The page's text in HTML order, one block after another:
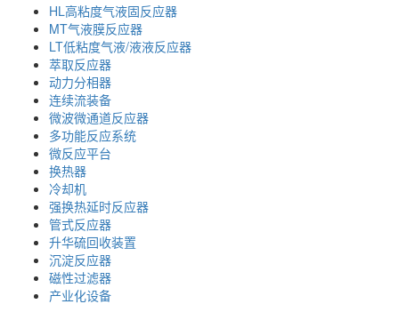
HL高粘度气液固反应器
MT气液膜反应器
LT低粘度气液/液液反应器
萃取反应器
动力分相器
连续流装备
微波微通道反应器
多功能反应系统
微反应平台
换热器
冷却机
强换热延时反应器
管式反应器
升华硫回收装置
沉淀反应器
磁性过滤器
产业化设备